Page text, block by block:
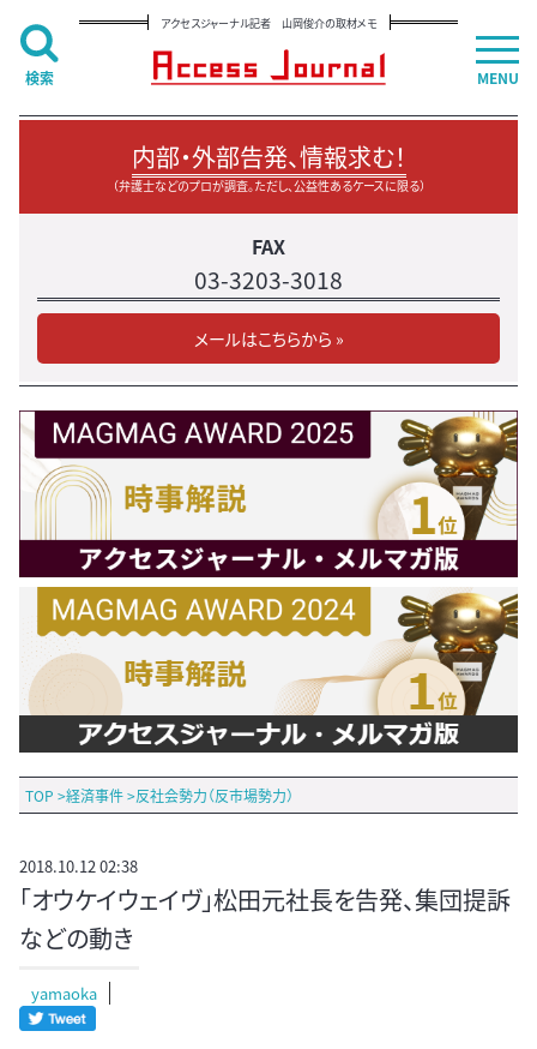
アクセスジャーナル記者 山岡俊介の取材メモ
内部・外部告発、情報求む！
（弁護士などのプロが調査。ただし、公益性あるケースに限る）
FAX
03-3203-3018
メールはこちらから »
TOP >経済事件>反社会勢力（反市場勢力）
2018.10.12 02:38
「オウケイウェイヴ」松田元社長を告発、集団提訴
などの動き
yamaoka
MENU
検索